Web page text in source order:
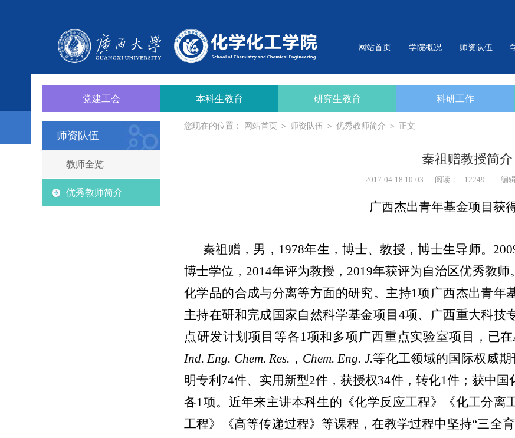
网站首页 学院概况 师资队伍
党建工会 本科生教育 研究生教育 科研工作
师资队伍
教师全览
优秀教师简介
您现在的位置： 网站首页 ＞ 师资队伍 ＞ 优秀教师简介 ＞ 正文
秦祖赠教授简介
2017-04-18 10:03 阅读： 12249 编
广西杰出青年基金项目获
秦祖赠，男， 1978年生，博士、教授，博士生导师。
博士学位， 2014年评为教授 ，2019年获评为自治区优秀教师
化学品的合成与分离等方面的研究。主持1项广西杰出青年
主持在研和完成 国家自然科学基金项目 4项、广西重大科技
点研发计划项目等各1项和多项广西重点实验室项目，已在
Ind. Eng. Chem. Res. ， Chem. Eng. J.等化工领域的国际权威
明专利 74件、实用新型2件，获授权34件，转化1件 ；获中国
各1项。近年来主讲本科生的《化学反应工程》 《化工分离
工程》《高等传递过程》等课程，在教学过程中坚持“三全